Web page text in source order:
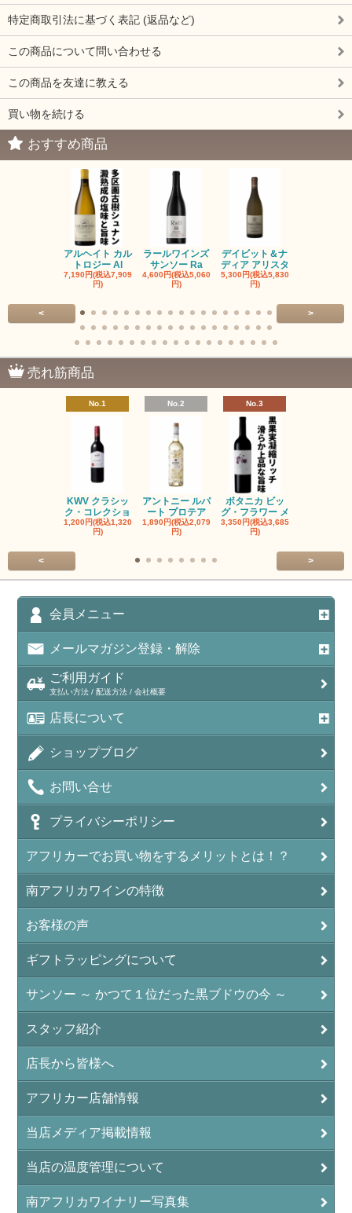
特定商取引法に基づく表記 (返品など)
この商品について問い合わせる
この商品を友達に教える
買い物を続ける
おすすめ商品
アルヘイト カル
トロジー Al
7,190円(税込7,909
円)
ラールワインズ
サンソー Ra
4,600円(税込5,060
円)
デイビット＆ナ
ディア アリスタ
5,300円(税込5,830
円)
< >
売れ筋商品
No.1
KWV クラシッ
ク・コレクショ
1,200円(税込1,320
円)
No.2
アントニー ルパ
ート プロテア
1,890円(税込2,079
円)
No.3
ボタニカ ビッ
グ・フラワー メ
3,350円(税込3,685
円)
< >
会員メニュー
メールマガジン登録・解除
ご利用ガイド
支払い方法 / 配送方法 / 会社概要
店長について
ショップブログ
お問い合せ
プライバシーポリシー
アフリカーでお買い物をするメリットとは！？
南アフリカワインの特徴
お客様の声
ギフトラッピングについて
サンソー ～ かつて１位だった黒ブドウの今 ～
スタッフ紹介
店長から皆様へ
アフリカー店舗情報
当店メディア掲載情報
当店の温度管理について
南アフリカワイナリー写真集